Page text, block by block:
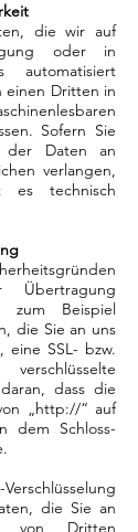
die wir auf
oder in
automatisiert
einen Dritten in
Sofern Sie
der Daten an
verlangen,
es technisch
zum Beispiel
die Sie an uns
eine SSL- bzw.
verschlüsselte
dass die
„http://“ auf
dem Schloss-
die Sie an
von Dritten